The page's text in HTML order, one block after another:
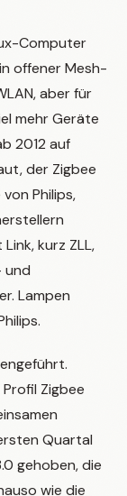
Computer
offener Mesh-
aber für
mehr Geräte
2012 auf
der Zigbee
Philips,
kurz ZLL,
und
Lampen
Zigbee
Quartal
gehoben, die
wie die